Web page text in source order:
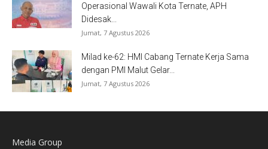
Operasional Wawali Kota Ternate, APH
Didesak...
Jumat, 7 Agustus 2026
Milad ke-62: HMI Cabang Ternate Kerja Sama
dengan PMI Malut Gelar...
Jumat, 7 Agustus 2026
Media Group